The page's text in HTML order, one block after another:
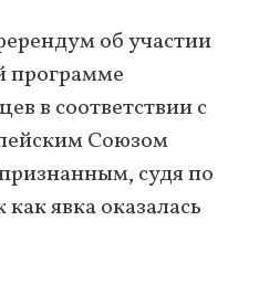
об участии
программе
в соответствии с
Союзом
судя по
явка оказалась